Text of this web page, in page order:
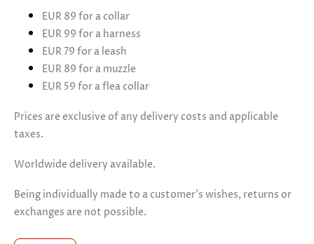
EUR 89 for a collar
EUR 99 for a harness
EUR 79 for a leash
EUR 89 for a muzzle
EUR 59 for a flea collar
Prices are exclusive of any delivery costs and applicable
taxes.
Worldwide delivery available.
Being individually made to a customer's wishes, returns or
exchanges are not possible.